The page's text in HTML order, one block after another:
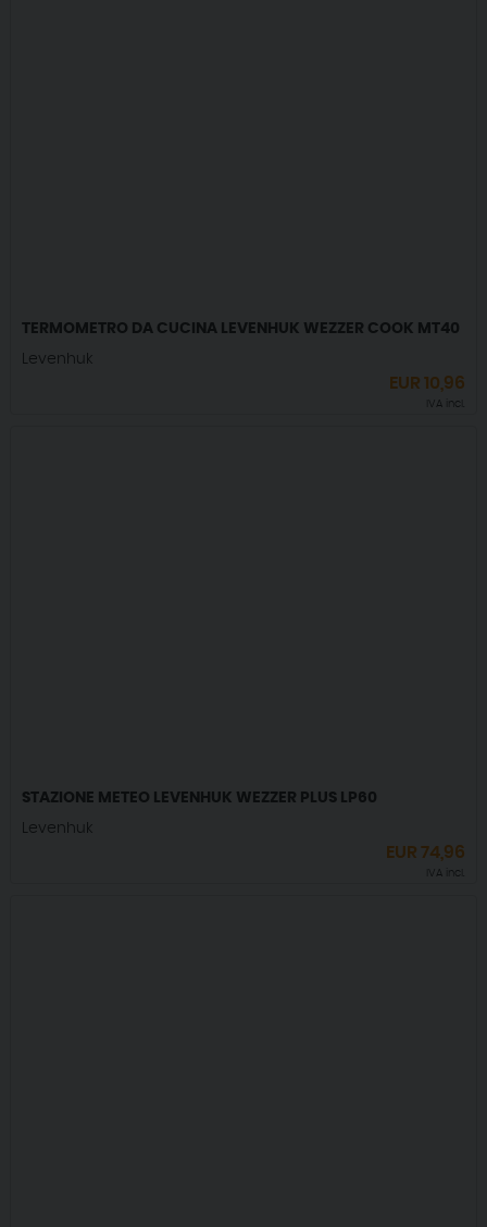
TERMOMETRO DA CUCINA LEVENHUK WEZZER COOK MT40
Levenhuk
EUR10,96
IVA incl.
STAZIONE METEO LEVENHUK WEZZER PLUS LP60
Levenhuk
EUR74,96
IVA incl.